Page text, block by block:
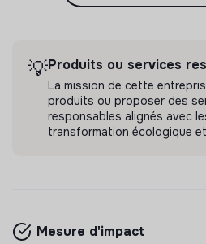
💡Produits ou services
La mission de cette
produits ou proposer des
responsables alignés avec
transformation écologique
Mesure d'impact